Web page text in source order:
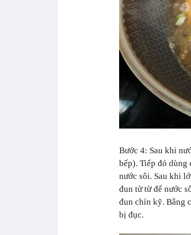
Bước 4: Sau khi
bếp). Tiếp đó dùng
nước sôi. Sau khi
đun từ từ để nước
đun chín kỹ. Bằng
bị đục.